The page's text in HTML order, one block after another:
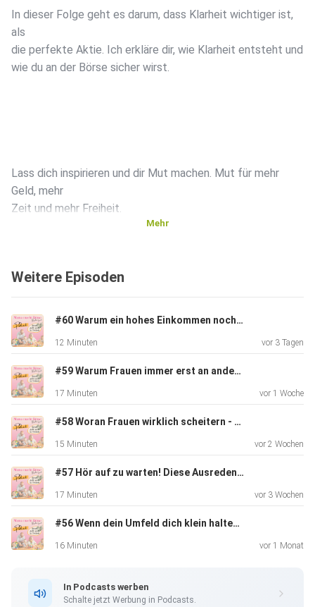
In dieser Folge geht es darum, dass Klarheit wichtiger ist,
als
die perfekte Aktie. Ich erkläre dir, wie Klarheit entsteht und
wie du an der Börse sicher wirst.
Lass dich inspirieren und dir Mut machen. Mut für mehr
Geld, mehr
Zeit und mehr Freiheit.
Viel Freude beim Hören.
Love, Sabine
Sichere dir JETZT tägliche Inspiration auf Instagram:
⁠https://www.instagram.com/mamamachtboerse⁠
Wenn du bereit bist, DEIN Geld auf die Überholspur zu
Mehr
Weitere Episoden
#60 Warum ein hohes Einkommen noch lange kein Vermögen bedeutet
12 Minuten vor 3 Tagen
#59 Warum Frauen immer erst an andere denken und sich dabei selbst vergessen
17 Minuten vor 1 Woche
#58 Woran Frauen wirklich scheitern - die Börse ist es nicht
15 Minuten vor 2 Wochen
#57 Hör auf zu warten! Diese Ausreden kosten dich ein Vermögen.
17 Minuten vor 3 Wochen
#56 Wenn dein Umfeld dich klein halten will – Wie du mit Neid umgehst, wenn du dich veränderst
16 Minuten vor 1 Monat
In Podcasts werben
Schalte jetzt Werbung in Podcasts.